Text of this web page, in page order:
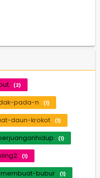
(2)
pada-n (1)
daun-krokot (1)
(1)
(1)
bubur (1)